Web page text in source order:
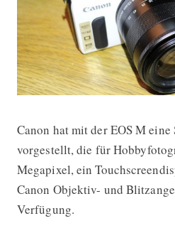
Ein Abend mit der
Canon hat mit der EOS M eine
vorgestellt, die für
Megapixel, ein
Canon Objektiv- und
Verfügung.